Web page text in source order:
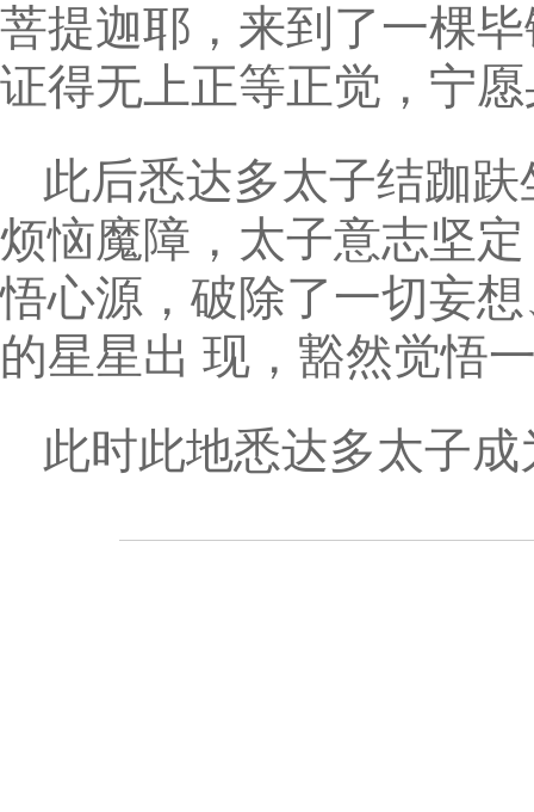
菩提迦耶，来到了一棵
证得无上正等正觉，宁
此后悉达多太子结跏
烦恼魔障，太子意志坚
悟心源，破除了一切妄
的星星出 现，豁然觉悟
此时此地悉达多太子